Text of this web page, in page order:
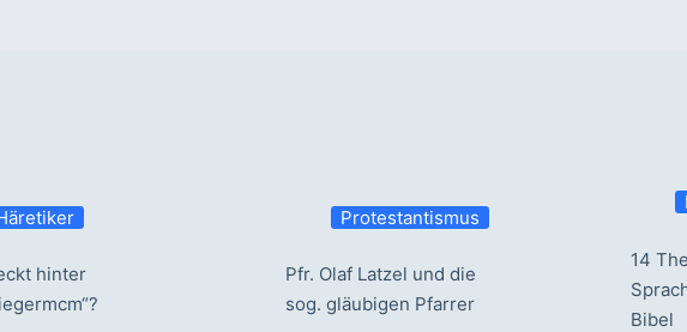
hinter
Protestantismus
Pfr. Olaf Latzel und die
sog. gläubigen Pfarrer
14
Bibel